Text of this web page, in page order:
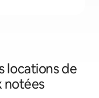
locations de
notées